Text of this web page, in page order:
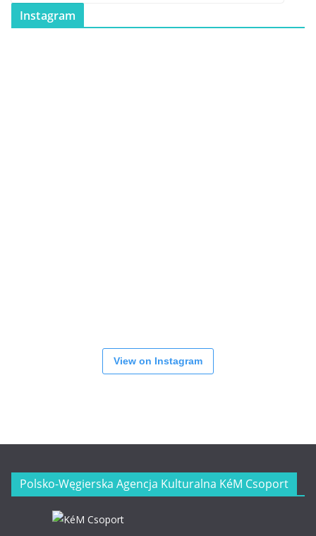
Instagram
View on Instagram
Polsko-Węgierska Agencja Kulturalna KéM Csoport